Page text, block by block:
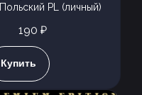
Польский PL (личный)
190 ₽
Купить